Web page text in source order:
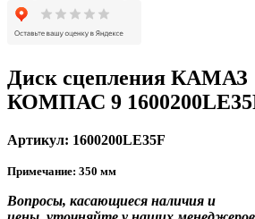
Диск сцепления КАМАЗ
КОМПАС 9
Артикул: 1600200LE35F
Примечание: 350 мм
Вопросы, касающиеся наличия и